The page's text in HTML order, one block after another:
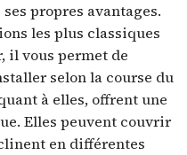
propres avantages.
les plus classiques
il vous permet de
selon la course du
à elles, offrent une
Elles peuvent couvrir
en différentes